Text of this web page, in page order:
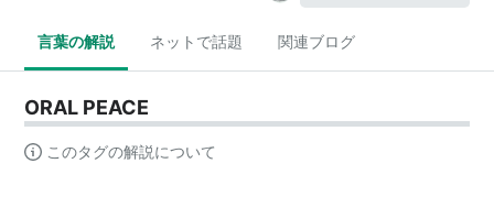
言葉の解説 ネットで話題 関連ブログ
ORAL PEACE
このタグの解説について